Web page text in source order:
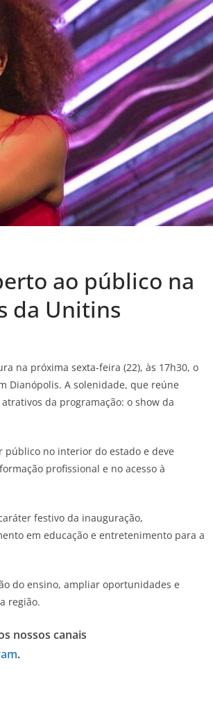
ao público na
da Unitins
na próxima sexta-feira (22), às 17h30, o
Dianópolis. A solenidade, que reúne
da programação: o show da
público no interior do estado e deve
profissional e no acesso à
festivo da inauguração,
em educação e entretenimento para a
do ensino, ampliar oportunidades e
região.
nossos canais
.